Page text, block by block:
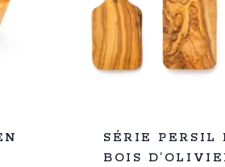
-
40
%
SÉRIE PERSIL
BOIS